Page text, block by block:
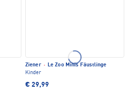
Ziener · Le Zoo Minis Fäustlinge
Kinder
€ 29,99